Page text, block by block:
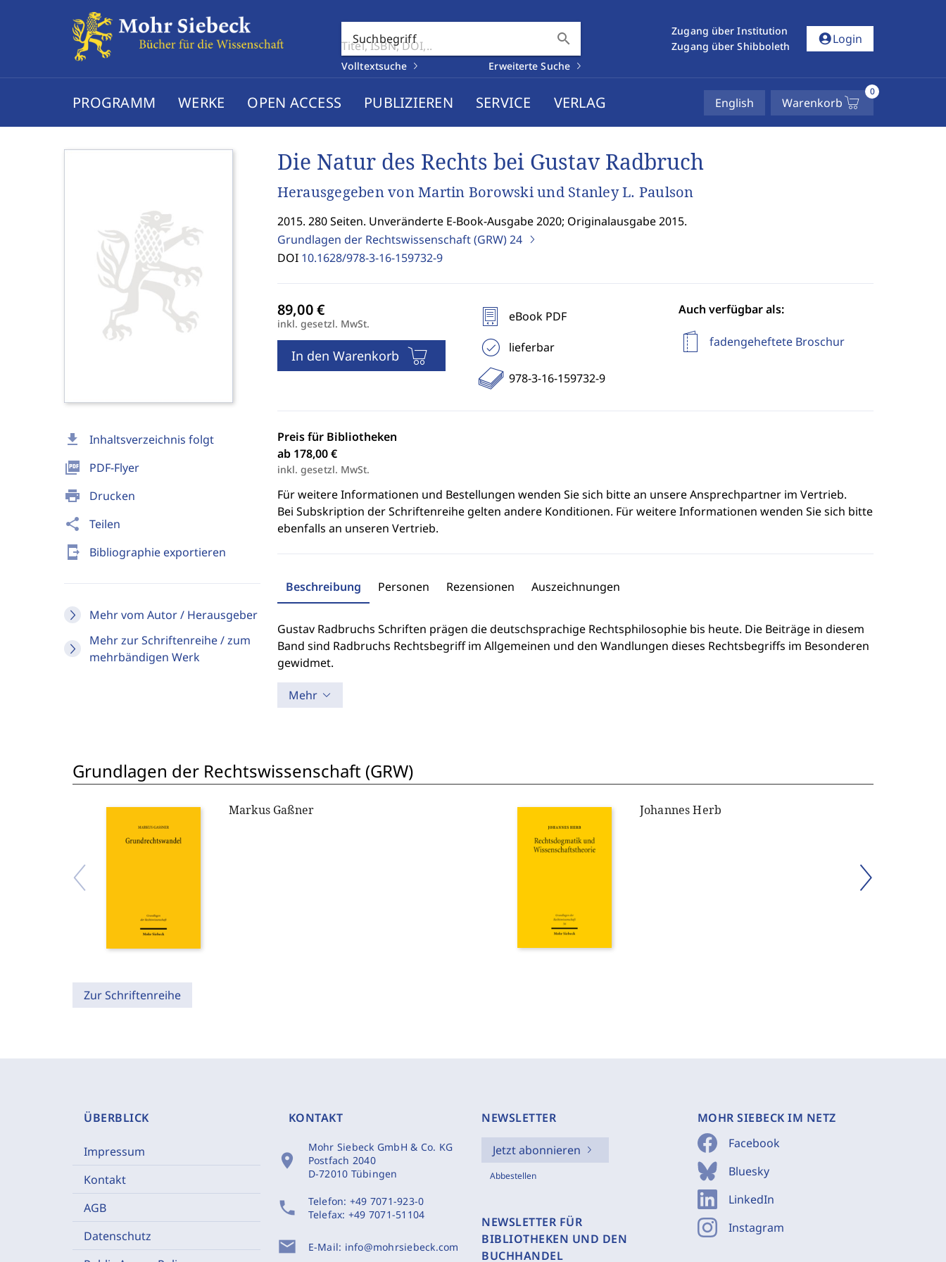
Suchbegriff search
Volltextsuche Erweiterte Suche
Zugang über Institution
Zugang über Shibboleth
account_circleLogin
PROGRAMM WERKE OPEN ACCESS PUBLIZIEREN SERVICE VERLAG English Warenkorb
0
download Inhaltsverzeichnis folgt
picture_as_pdf PDF-Flyer
print Drucken
share Teilen
send_to_mobile Bibliographie exportieren
Mehr vom Autor / Herausgeber
Mehr zur Schriftenreihe / zum
mehrbändigen Werk
Die Natur des Rechts bei Gustav Radbruch
Herausgegeben von Martin Borowski und Stanley L. Paulson
2015. 280 Seiten. Unveränderte E-Book-Ausgabe 2020; Originalausgabe 2015.
Grundlagen der Rechtswissenschaft (GRW)24
DOI 10.1628/978-3-16-159732-9
inkl. gesetzl. MwSt.
In den Warenkorb
eBook PDF
lieferbar
978-3-16-159732-9
Auch verfügbar als:
fadengeheftete Broschur
Preis für Bibliotheken
ab 178,00 €
inkl. gesetzl. MwSt.
Für weitere Informationen und Bestellungen wenden Sie sich bitte an unsere Ansprechpartner im Vertrieb.
Bei Subskription der Schriftenreihe gelten andere Konditionen. Für weitere Informationen wenden Sie sich bitte
ebenfalls an unseren Vertrieb.
Beschreibung Personen Rezensionen Auszeichnungen
Gustav Radbruchs Schriften prägen die deutschsprachige Rechtsphilosophie bis heute. Die Beiträge in diesem
Band sind Radbruchs Rechtsbegriff im Allgemeinen und den Wandlungen dieses Rechtsbegriffs im Besonderen
gewidmet.
Mehr
Grundlagen der Rechtswissenschaft (GRW)
Markus Gaßner Johannes Herb
Zur Schriftenreihe
ÜBERBLICK
Impressum
Kontakt
AGB
Datenschutz
KONTAKT
location_on
Mohr Siebeck GmbH & Co. KG
Postfach 2040
D-72010 Tübingen
phone Telefon: +49 7071-923-0
Telefax: +49 7071-51104
mail E-Mail: info@mohrsiebeck.com
NEWSLETTER
Jetzt abonnieren
Abbestellen
NEWSLETTER FÜR
BIBLIOTHEKEN UND DEN
BUCHHANDEL
MOHR SIEBECK IM NETZ
Facebook
Bluesky
LinkedIn
Instagram